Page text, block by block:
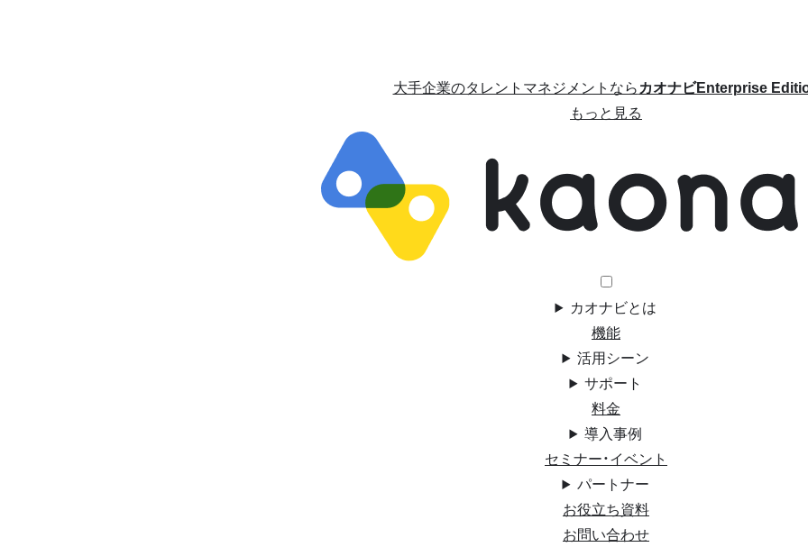
大手企業のタレントマネジメントならカオナビEnterprise
もっと見る
カオナビとは
機能
活用シーン
サポート
料金
導入事例
セミナー・イベント
パートナー
お役立ち資料
お問い合わせ